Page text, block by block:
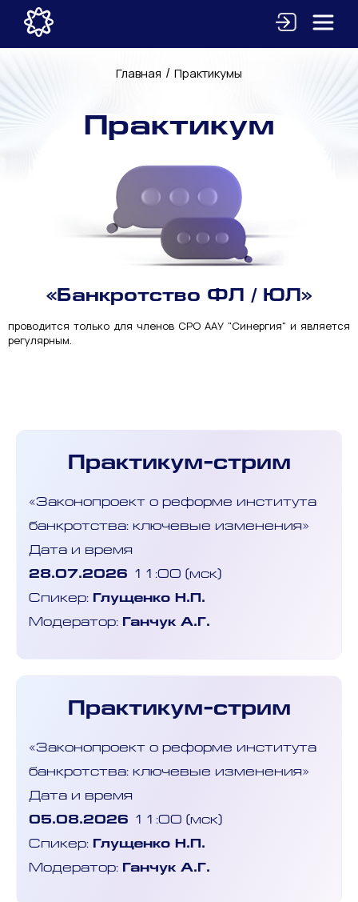
Главная / Практикумы
Практикум
«Банкротство ФЛ / ЮЛ»
проводится только для членов СРО ААУ "Синергия" и является
регулярным.
Практикум-стрим
«Законопроект о реформе института
банкротства: ключевые изменения»
Дата и время
28.07.2026 11:00 (мск)
Спикер: Глущенко Н.П.
Модератор: Ганчук А.Г.
Практикум-стрим
«Законопроект о реформе института
банкротства: ключевые изменения»
Дата и время
05.08.2026 11:00 (мск)
Спикер: Глущенко Н.П.
Модератор: Ганчук А.Г.